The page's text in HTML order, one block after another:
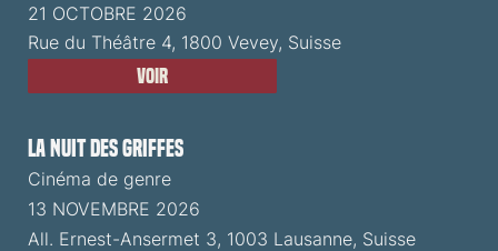
21 OCTOBRE 2026
Rue du Théâtre 4, 1800 Vevey, Suisse
Voir
La Nuit des Griffes
Cinéma de genre
13 NOVEMBRE 2026
All. Ernest-Ansermet 3, 1003 Lausanne, Suisse